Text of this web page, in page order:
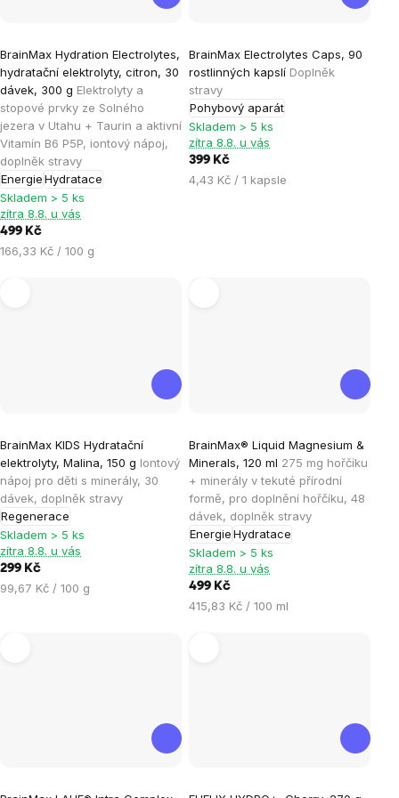
BrainMax Hydration Electrolytes,
hydratační elektrolyty, citron, 30
dávek, 300 g Elektrolyty a
stopové prvky ze Solného
jezera v Utahu + Taurin a aktivní
Vitamín B6 P5P, iontový nápoj,
doplněk stravy
EnergieHydratace
hodnocení
produktu
je
4,8
z
5
hvězdiček.
Skladem > 5 ks
zítra 8.8. u vás
499 Kč
Měrná
166,33 Kč / 100 g
BrainMax Electrolytes Caps, 90
rostlinných kapslí Doplněk
stravy
Pohybový aparát
hodnocení
produktu
je
5,0
z
5
hvězdiček.
Skladem > 5 ks
zítra 8.8. u vás
399 Kč
Měrná
4,43 Kč / 1 kapsle
BrainMax KIDS Hydratační
elektrolyty, Malina, 150 g Iontový
nápoj pro děti s minerály, 30
dávek, doplněk stravy
Regenerace
hodnocení
produktu
je
4,1
z
5
hvězdiček.
Skladem > 5 ks
zítra 8.8. u vás
299 Kč
Měrná
99,67 Kč / 100 g
BrainMax® Liquid Magnesium &
Minerals, 120 ml 275 mg hořčíku
+ minerály v tekuté přírodní
formě, pro doplnění hořčíku, 48
dávek, doplněk stravy
EnergieHydratace
hodnocení
produktu
je
4,9
z
5
hvězdiček.
Skladem > 5 ks
zítra 8.8. u vás
499 Kč
Měrná
415,83 Kč / 100 ml